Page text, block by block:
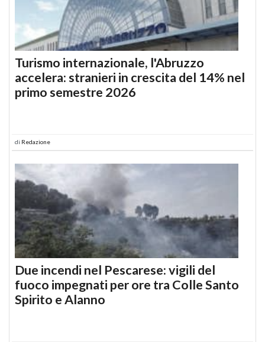
Turismo internazionale, l'Abruzzo
accelera: stranieri in crescita del 14% nel
primo semestre 2026
di Redazione
Due incendi nel Pescarese: vigili del
fuoco impegnati per ore tra Colle Santo
Spirito e Alanno